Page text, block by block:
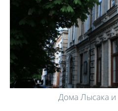
Дома Лысака и